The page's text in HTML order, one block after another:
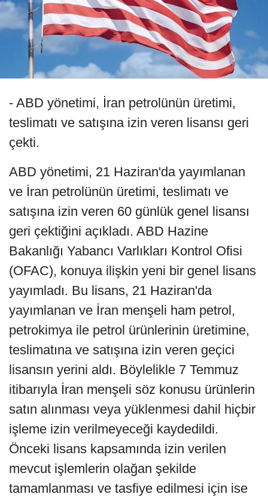
- ABD yönetimi, İran petrolünün üretimi,
teslimatı ve satışına izin veren lisansı geri
çekti.
ABD yönetimi, 21 Haziran'da yayımlanan
ve İran petrolünün üretimi, teslimatı ve
satışına izin veren 60 günlük genel lisansı
geri çektiğini açıkladı. ABD Hazine
Bakanlığı Yabancı Varlıkları Kontrol Ofisi
(OFAC), konuya ilişkin yeni bir genel lisans
yayımladı. Bu lisans, 21 Haziran'da
yayımlanan ve İran menşeli ham petrol,
petrokimya ile petrol ürünlerinin üretimine,
teslimatına ve satışına izin veren geçici
lisansın yerini aldı. Böylelikle 7 Temmuz
itibarıyla İran menşeli söz konusu ürünlerin
satın alınması veya yüklenmesi dahil hiçbir
işleme izin verilmeyeceği kaydedildi.
Önceki lisans kapsamında izin verilen
mevcut işlemlerin olağan şekilde
tamamlanması ve tasfiye edilmesi için ise